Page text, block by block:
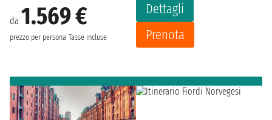
da 1.569 €
prezzo per persona Tasse incluse
Dettagli
Prenota